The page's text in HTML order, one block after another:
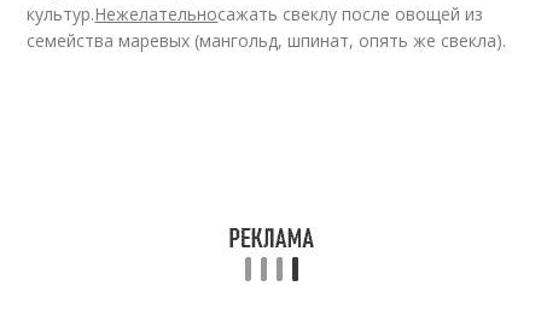
культур.Нежелательносажать свеклу после овощей из
семейства маревых (мангольд, шпинат, опять же свекла).